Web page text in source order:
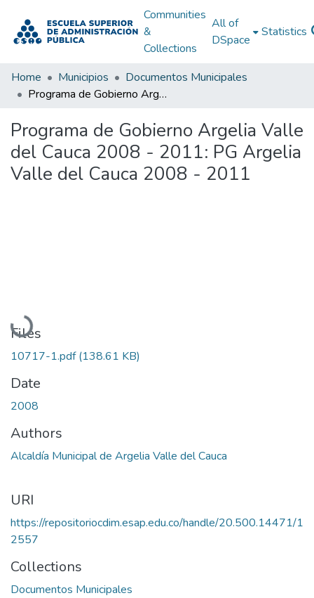
Communities
&
Collections
All of
DSpace
Statistics
Home Municipios
Documentos Municipales
Programa de Gobierno Argelia Valle del Cauca 2008 - 2011: PG Argelia Valle del Cauca 2008 - 2011
Programa de Gobierno Argelia Valle
del Cauca 2008 - 2011: PG Argelia
Valle del Cauca 2008 - 2011
Loading...
Files
10717-1.pdf(138.61 KB)
Date
2008
Authors
Alcaldía Municipal de Argelia Valle del Cauca
URI
https://repositoriocdim.esap.edu.co/handle/20.500.14471/1
2557
Collections
Documentos Municipales